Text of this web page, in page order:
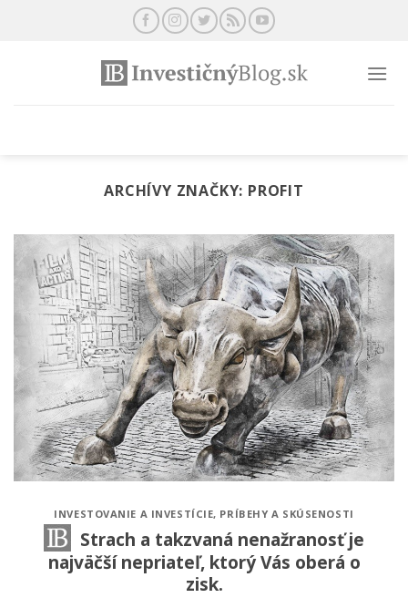
ARCHÍVY ZNAČKY: PROFIT
INVESTOVANIE A INVESTÍCIE, PRÍBEHY A SKÚSENOSTI
Strach a takzvaná nenažranosť je
najväčší nepriateľ, ktorý Vás oberá o
zisk.